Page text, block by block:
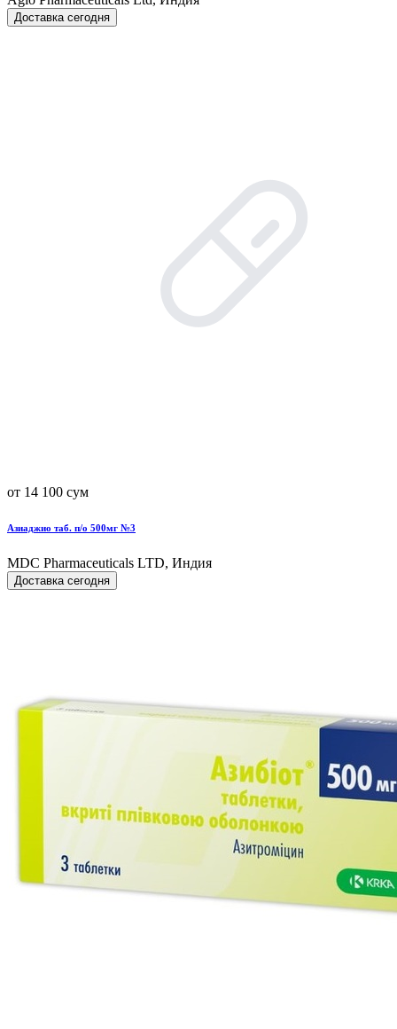
Доставка сегодня
от 14 100 сум
Азиаджио таб. п/о 500мг №3
MDC Pharmaceuticals LTD, Индия
Доставка сегодня